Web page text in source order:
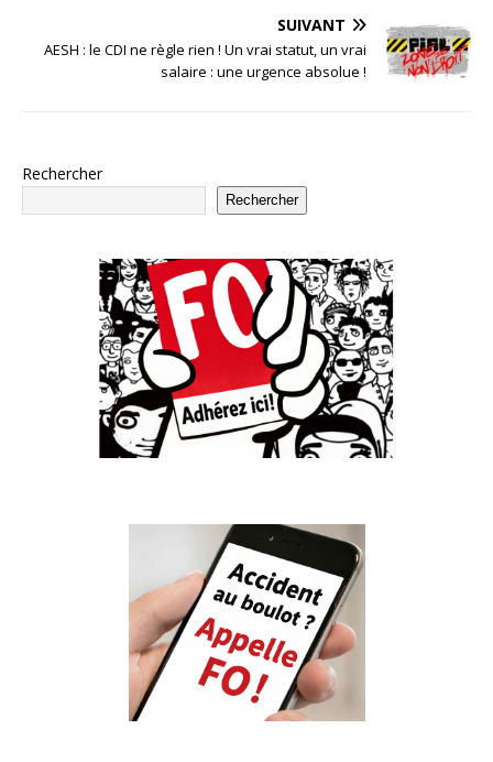
SUIVANT
AESH : le CDI ne règle rien ! Un vrai statut, un vrai
salaire : une urgence absolue !
Rechercher
Rechercher